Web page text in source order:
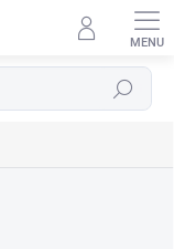
Hledat